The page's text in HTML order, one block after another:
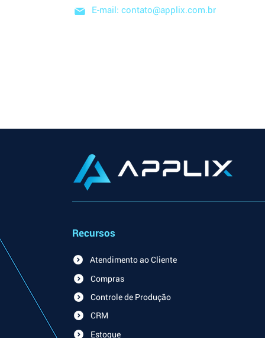
E-mail: contato@applix.com.br
Recursos
Atendimento ao Cliente
Compras
Controle de Produção
CRM
Estoque